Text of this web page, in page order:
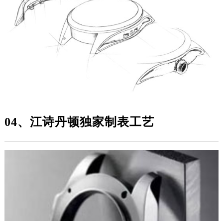
05、精密的仪器